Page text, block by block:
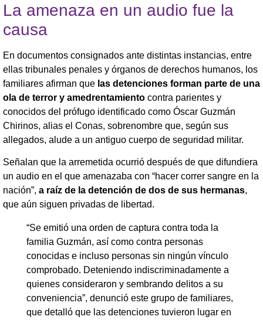
La amenaza en un audio fue la
causa
En documentos consignados ante distintas instancias, entre
ellas tribunales penales y órganos de derechos humanos, los
familiares afirman que las detenciones forman parte de una
ola de terror y amedrentamiento contra parientes y
conocidos del prófugo identificado como Óscar Guzmán
Chirinos, alias el Conas, sobrenombre que, según sus
allegados, alude a un antiguo cuerpo de seguridad militar.
Señalan que la arremetida ocurrió después de que difundiera
un audio en el que amenazaba con “hacer correr sangre en la
nación”, a raíz de la detención de dos de sus hermanas,
que aún siguen privadas de libertad.
“Se emitió una orden de captura contra toda la
familia Guzmán, así como contra personas
conocidas e incluso personas sin ningún vínculo
comprobado. Deteniendo indiscriminadamente a
quienes consideraron y sembrando delitos a su
conveniencia”, denunció este grupo de familiares,
que detalló que las detenciones tuvieron lugar en